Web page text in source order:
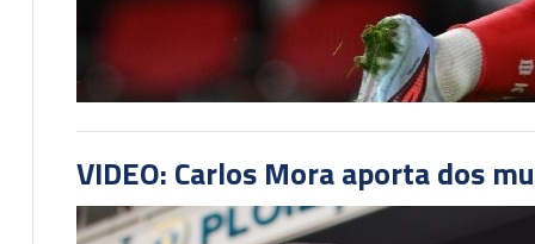
VIDEO: Carlos Mora aporta dos